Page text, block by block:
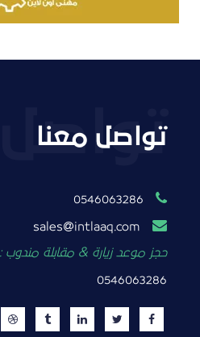
تواصل معنا
0546063286
intlaaq.com
حجز موعد زيارة & مقابلة مندوب :
0546063286